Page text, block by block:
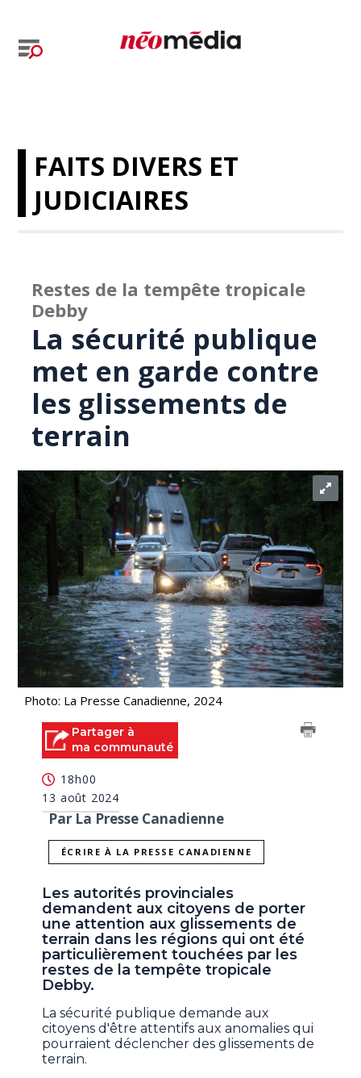
FAITS DIVERS ET
JUDICIAIRES
Restes de la tempête tropicale
Debby
La sécurité publique
met en garde contre
les glissements de
terrain
Photo: La Presse Canadienne, 2024
Partager à
ma communauté
18h00
13 août 2024
Par La Presse Canadienne
ÉCRIRE À LA PRESSE CANADIENNE
Les autorités provinciales
demandent aux citoyens de porter
une attention aux glissements de
terrain dans les régions qui ont été
particulièrement touchées par les
restes de la tempête tropicale
Debby.
La sécurité publique demande aux
citoyens d'être attentifs aux anomalies qui
pourraient déclencher des glissements de
terrain.